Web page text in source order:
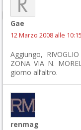
Gae
12 Marzo 2008 alle 10:15
Aggiungo,
ZONA VIA N.
giorno all’altro.
renmag